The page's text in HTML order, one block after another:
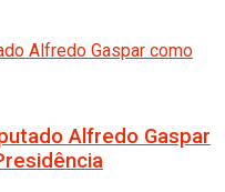
Alfredo Gaspar